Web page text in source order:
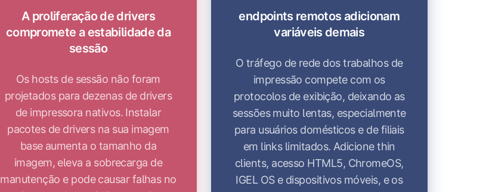
A proliferação de drivers
compromete a estabilidade da
sessão
Os hosts de sessão não foram
projetados para dezenas de drivers
de impressora nativos. Instalar
pacotes de drivers na sua imagem
base aumenta o tamanho da
imagem, eleva a sobrecarga de
manutenção e pode causar falhas no
endpoints remotos adicionam
variáveis demais
O tráfego de rede dos trabalhos de
impressão compete com os
protocolos de exibição, deixando as
sessões muito lentas, especialmente
para usuários domésticos e de filiais
em links limitados. Adicione thin
clients, acesso HTML5, ChromeOS,
IGEL OS e dispositivos móveis, e os